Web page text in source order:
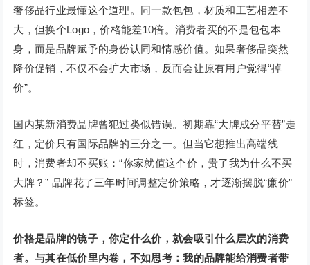
奢侈品行业最懂这个道理。同一款包包，材质和工艺相差不
大，但换个Logo，价格能差10倍。消费者买的不是包包本
身，而是品牌赋予的身份认同和情感价值。如果奢侈品突然
降价促销，不仅不会扩大市场，反而会让原有用户觉得“掉
价”。
国内某新消费品牌曾犯过类似错误。初期靠“大牌成分平替”走
红，定价只有国际品牌的三分之一。但当它想推出高端线
时，消费者却不买账：“你家就值这个价，贵了我为什么不买
大牌？” 品牌花了三年时间调整定价策略，才逐渐摆脱“廉价”
标签。
价格是品牌的镜子，你定什么价，就会吸引什么层次的消费
者。与其在低价里内卷，不如思考：我的品牌能给消费者带